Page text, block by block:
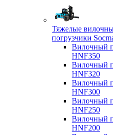
Тяжелые
погрузчики
Вилочный
HNF350
Вилочный
HNF320
Вилочный
HNF300
Вилочный
HNF250
Вилочный
HNF200